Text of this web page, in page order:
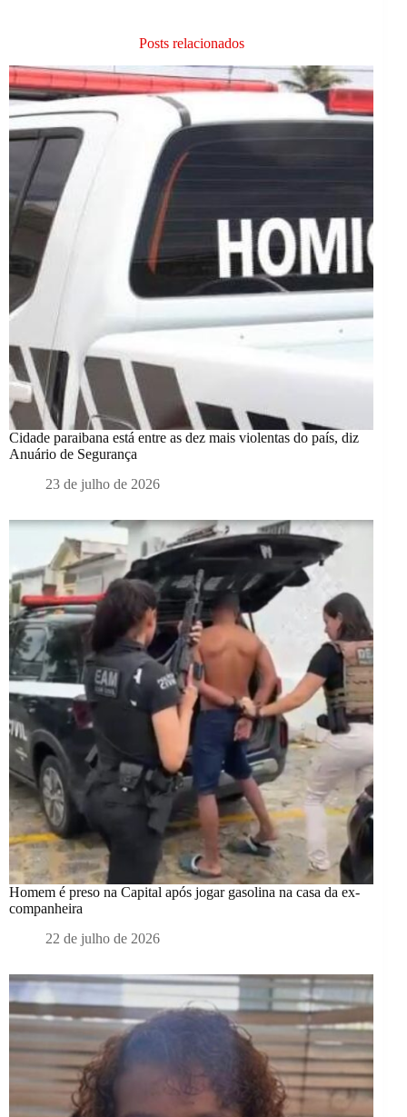
Posts relacionados
Cidade paraibana está entre as dez mais violentas do país, diz
Anuário de Segurança
23 de julho de 2026
Homem é preso na Capital após jogar gasolina na casa da ex-
companheira
22 de julho de 2026